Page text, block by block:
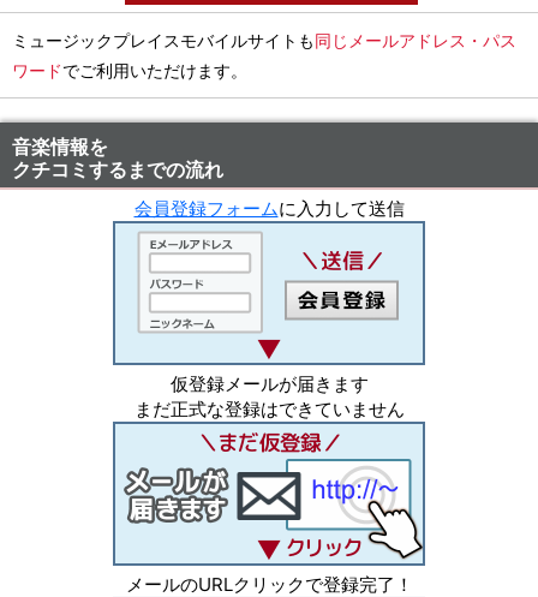
ミュージックプレイスモバイルサイトも同じメールアドレス・パス
ワードでご利用いただけます。
音楽情報を
クチコミするまでの流れ
会員登録フォームに入力して送信
仮登録メールが届きます
まだ正式な登録はできていません
メールのURLクリックで登録完了！